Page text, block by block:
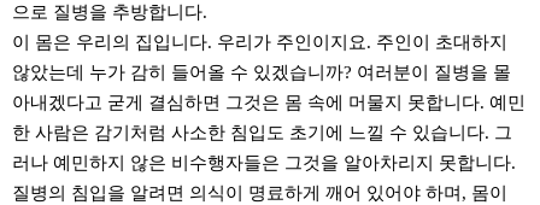
으로 질병을 추방합니다.
이 몸은 우리의 집입니다. 우리가 주인이지요. 주인이 초대하지
않았는데 누가 감히 들어올 수 있겠습니까? 여러분이 질병을 몰
아내겠다고 굳게 결심하면 그것은 몸 속에 머물지 못합니다. 예민
한 사람은 감기처럼 사소한 침입도 초기에 느낄 수 있습니다. 그
러나 예민하지 않은 비수행자들은 그것을 알아차리지 못합니다.
질병의 침입을 알려면 의식이 명료하게 깨어 있어야 하며, 몸이